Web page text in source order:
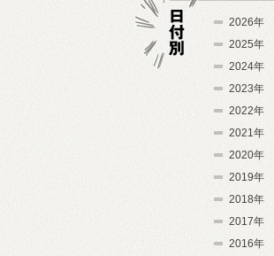
2026年
2025年
2024年
2023年
2022年
2021年
2020年
2019年
2018年
2017年
2016年